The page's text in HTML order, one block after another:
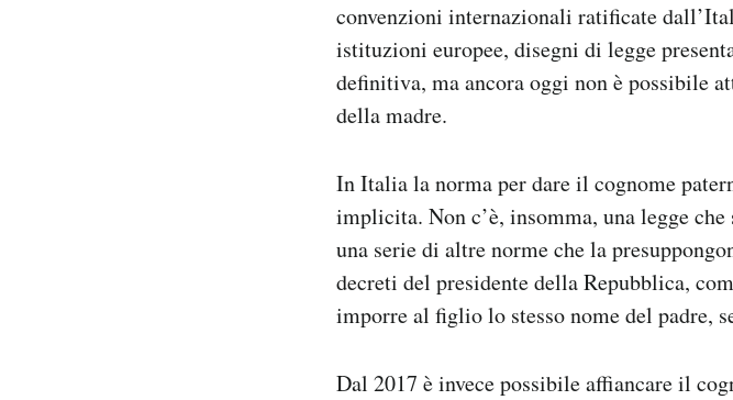
convenzioni internazionali ratificate
istituzioni europee, disegni di legge
definitiva, ma ancora oggi non è possibile
della madre.
In Italia la norma per dare il cognome
implicita. Non c’è, insomma, una legge
una serie di altre norme che la
decreti del presidente della Repubblica,
imporre al figlio lo stesso nome del padre,
Dal 2017 è invece possibile affiancare il